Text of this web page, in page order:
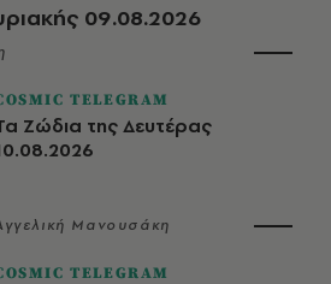
09.08.2026
TELEGRAM
Ζώδια της Δευτέρας
Μανουσάκη
TELEGRAM